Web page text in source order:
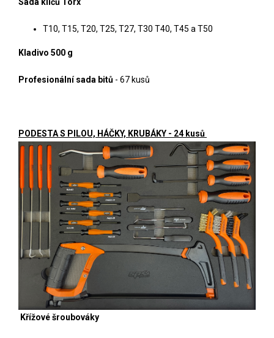
T10, T15, T20, T25, T27, T30 T40, T45 a T50
Kladivo 500 g
Profesionální sada bitů - 67 kusů
PODESTA S PILOU, HÁČKY, KRUBÁKY - 24 kusů
Křížové šroubováky